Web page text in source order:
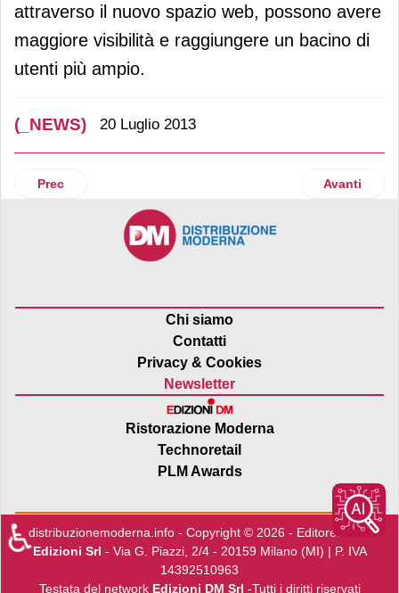
attraverso il nuovo spazio web, possono avere
maggiore visibilità e raggiungere un bacino di
utenti più ampio.
(_NEWS) 20 Luglio 2013
Articolo precedente: Vinòforum 2013, numeri in crescita
Prec Articolo
Avanti
Chi siamo
Contatti
Privacy & Cookies
Newsletter
Ristorazione Moderna
Technoretail
PLM Awards
distribuzionemoderna.info - Copyright © 2026 - Editore:Edra
Edizioni Srl - Via G. Piazzi, 2/4 - 20159 Milano (MI) | P. IVA
14392510963
Testata del network Edizioni DM Srl -Tutti i diritti riservati